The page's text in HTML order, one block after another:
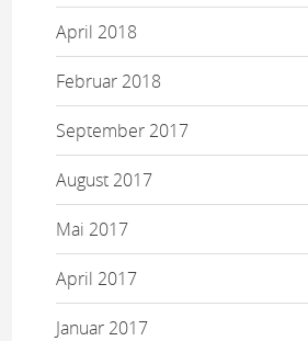
April 2018
Februar 2018
September 2017
August 2017
Mai 2017
April 2017
Januar 2017